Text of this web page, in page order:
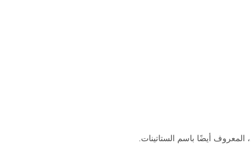
أيضًا باسم الستاتينات.